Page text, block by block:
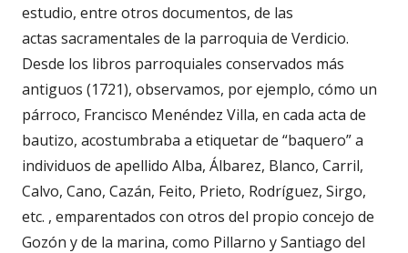
estudio, entre otros documentos, de las
actas sacramentales de la parroquia de Verdicio.
Desde los libros parroquiales conservados más
antiguos (1721), observamos, por ejemplo, cómo un
párroco, Francisco Menéndez Villa, en cada acta de
bautizo, acostumbraba a etiquetar de “baquero” a
individuos de apellido Alba, Álbarez, Blanco, Carril,
Calvo, Cano, Cazán, Feito, Prieto, Rodríguez, Sirgo,
etc. , emparentados con otros del propio concejo de
Gozón y de la marina, como Pillarno y Santiago del